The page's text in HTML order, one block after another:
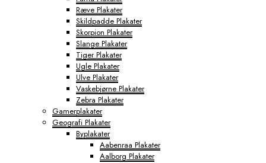
Ræve Plakater
Skildpadde Plakater
Skorpion Plakater
Slange Plakater
Tiger Plakater
Ugle Plakater
Ulve Plakater
Vaskebjørne Plakater
Zebra Plakater
Gamerplakater
Geografi Plakater
Byplakater
Aabenraa Plakater
Aalborg Plakater